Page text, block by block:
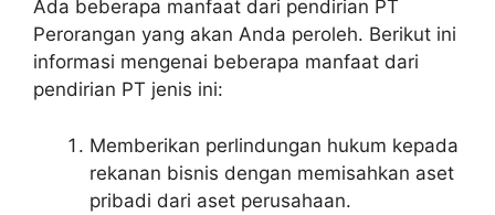
Ada beberapa manfaat dari pendirian PT
Perorangan yang akan Anda peroleh. Berikut ini
informasi mengenai beberapa manfaat dari
pendirian PT jenis ini:
Memberikan perlindungan hukum kepada
rekanan bisnis dengan memisahkan aset
pribadi dari aset perusahaan.